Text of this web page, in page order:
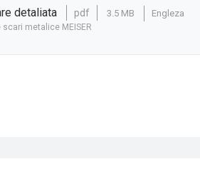
detaliata pdf 3.5 MB Engleza
metalice MEISER